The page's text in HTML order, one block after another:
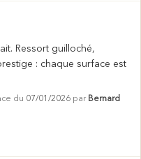
Ressort guilloché,
: chaque surface est
du 07/01/2026 par Bernard